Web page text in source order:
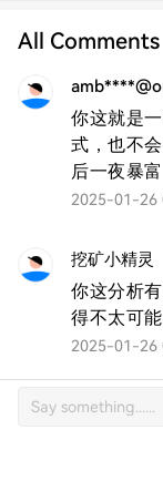
All Comments
你这就是
式，也不
后一夜暴
2025-01-26
挖矿小精灵
你这分析
得不太可
2025-01-26